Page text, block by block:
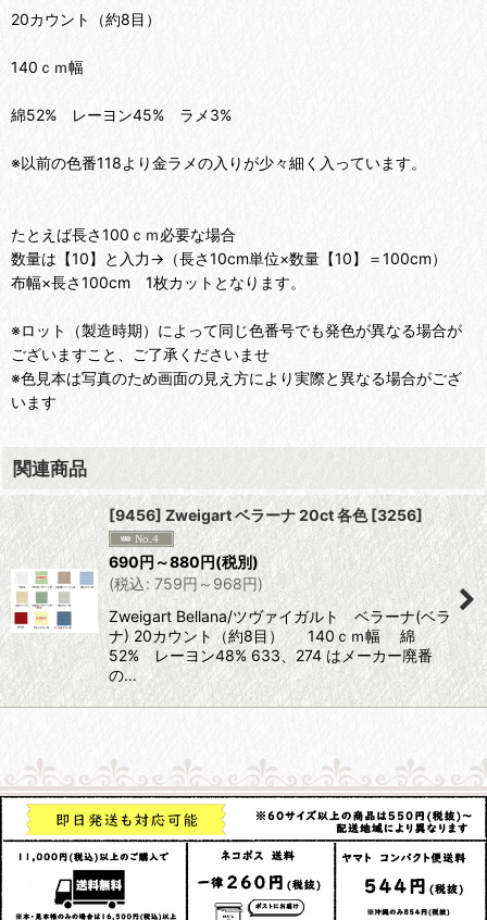
20カウント（約8目）
140ｃｍ幅
綿52% レーヨン45% ラメ3%
※以前の色番118より金ラメの入りが少々細く入っています。
たとえば長さ100ｃｍ必要な場合
数量は【10】と入力→（長さ10cm単位×数量【10】＝100cm）
布幅×長さ100cm 1枚カットとなります。
※ロット（製造時期）によって同じ色番号でも発色が異なる場合が
ございますこと、ご了承くださいませ
※色見本は写真のため画面の見え方により実際と異なる場合がござ
います
関連商品
[9456] Zweigart ベラーナ 20ct 各色[3256]
690円～880円(税別)
(税込: 759円 ～968円)
Zweigart Bellana/ツヴァイガルト ベラーナ(ベラ
ナ) 20カウント（約8目） 140ｃｍ幅 綿
52% レーヨン48% 633、274 はメーカー廃番
の…